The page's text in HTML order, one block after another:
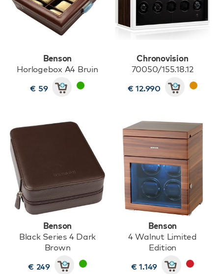
Benson
Horlogebox A4 Bruin
€ 59
Chronovision
70050/155.18.12
€ 12.990
Benson
Black Series 4 Dark
Brown
€ 249
Benson
4 Walnut Limited
Edition
€ 1.149